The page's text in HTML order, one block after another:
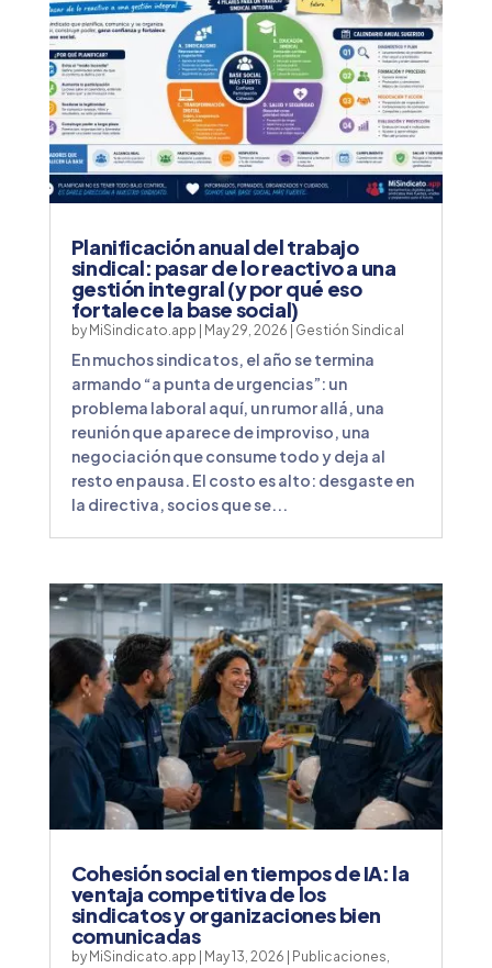
Planificación anual del trabajo
sindical: pasar de lo reactivo a una
gestión integral (y por qué eso
fortalece la base social)
by MiSindicato.app | May 29, 2026 | Gestión Sindical
En muchos sindicatos, el año se termina
armando “a punta de urgencias”: un
problema laboral aquí, un rumor allá, una
reunión que aparece de improviso, una
negociación que consume todo y deja al
resto en pausa. El costo es alto: desgaste en
la directiva, socios que se...
Cohesión social en tiempos de IA: la
ventaja competitiva de los
sindicatos y organizaciones bien
comunicadas
by MiSindicato.app May 13, 2026 Publicaciones